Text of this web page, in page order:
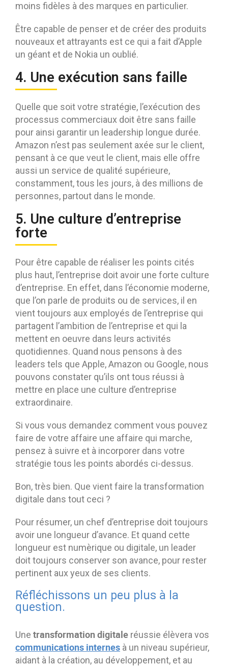
moins fidèles à des marques en particulier.
Être capable de penser et de créer des produits
nouveaux et attrayants est ce qui a fait d’Apple
un géant et de Nokia un oublié.
4. Une exécution sans faille
Quelle que soit votre stratégie, l’exécution des
processus commerciaux doit être sans faille
pour ainsi garantir un leadership longue durée.
Amazon n’est pas seulement axée sur le client,
pensant à ce que veut le client, mais elle offre
aussi un service de qualité supérieure,
constamment, tous les jours, à des millions de
personnes, partout dans le monde.
5. Une culture d’entreprise
forte
Pour être capable de réaliser les points cités
plus haut, l’entreprise doit avoir une forte culture
d’entreprise. En effet, dans l’économie moderne,
que l’on parle de produits ou de services, il en
vient toujours aux employés de l’entreprise qui
partagent l’ambition de l’entreprise et qui la
mettent en oeuvre dans leurs activités
quotidiennes. Quand nous pensons à des
leaders tels que Apple, Amazon ou Google, nous
pouvons constater qu’ils ont tous réussi à
mettre en place une culture d’entreprise
extraordinaire.
Si vous vous demandez comment vous pouvez
faire de votre affaire une affaire qui marche,
pensez à suivre et à incorporer dans votre
stratégie tous les points abordés ci-dessus.
Bon, très bien. Que vient faire la transformation
digitale dans tout ceci ?
Pour résumer, un chef d’entreprise doit toujours
avoir une longueur d’avance. Et quand cette
longueur est numèrique ou digitale, un leader
doit toujours conserver son avance, pour rester
pertinent aux yeux de ses clients.
Réfléchissons un peu plus à la
question.
Une transformation digitale réussie élèvera vos
communications internes à un niveau supérieur,
aidant à la création, au développement, et au